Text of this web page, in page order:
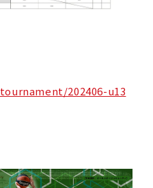
202406-u13